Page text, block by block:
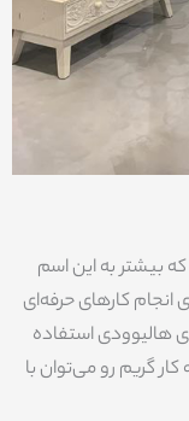
که بیشتر به این اسم
کارهای حرفه‌ای
هالیوودی استفاده
گریم رو می‌توان با